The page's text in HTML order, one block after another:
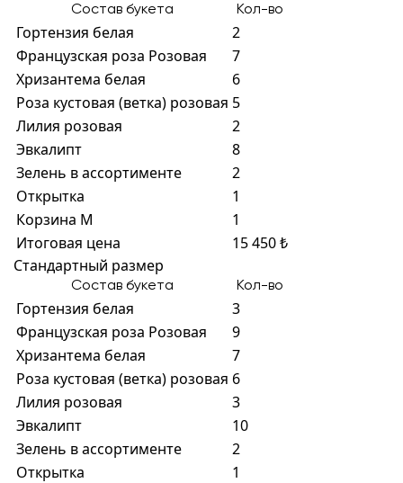
Состав букета Кол-во
Гортензия белая
2
Французская роза Розовая
7
Хризантема белая
6
Роза кустовая (ветка) розовая 5
Лилия розовая
2
Эвкалипт
8
Зелень в ассортименте
2
Открытка
1
Корзина M
1
Итоговая цена
15 450 ₺
Стандартный размер
Состав букета Кол-во
Гортензия белая
3
Французская роза Розовая
9
Хризантема белая
7
Роза кустовая (ветка) розовая 6
Лилия розовая
3
Эвкалипт
10
Зелень в ассортименте
2
Открытка
1